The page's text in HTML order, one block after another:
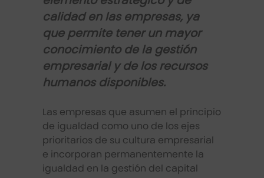
calidad en las empresas, ya
que permite tener un mayor
conocimiento de la gestión
empresarial y de los recursos
humanos disponibles.
Las empresas que asumen el principio
de igualdad como uno de los ejes
prioritarios de su cultura empresarial
e incorporan permanentemente la
igualdad en la gestión del capital